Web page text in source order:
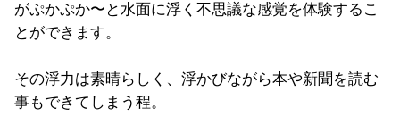
がぷかぷか〜と水面に浮く不思議な感覚を体験するこ
とができます。
その浮力は素晴らしく、浮かびながら本や新聞を読む
事もできてしまう程。